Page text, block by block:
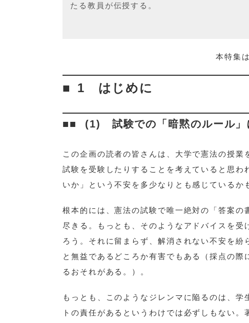
たる教員が伝授する。
本特集は
1 はじめに
(1) 試験での「暗黙のルール」
この企画の読者の皆さんは、大学で憲法の授
試験を受験したりすることを考えていると思
いか」という不安を多少なりとも感じているか
根本的には、憲法の試験で唯一絶対の「答案
尽きる。もっとも、そのようなアドバイスを
ろう。それに留まらず、解消されない不安を
と無益であるどころか有害でもある（採点の
るおそれがある。）。
もっとも、このようなジレンマに陥るのは、学
トの責任があるというわけでは必ずしもない。